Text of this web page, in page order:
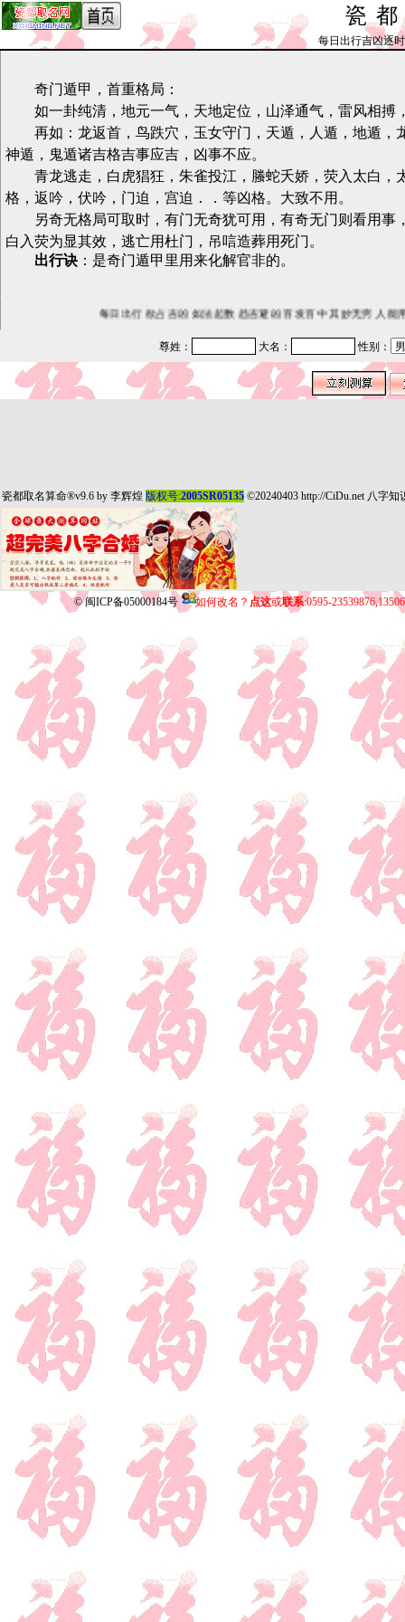
瓷
每日出行吉凶逐
奇门遁甲，首重格局：
如一卦纯清，地元一气，天地定位，山泽通气，雷风相搏
再如：龙返首，鸟跌穴，玉女守门，天遁，人遁，地遁，
神遁，鬼遁诸吉格吉事应吉，凶事不应。
青龙逃走，白虎猖狂，朱雀投江，螣蛇夭娇，荧入太白，
格，返吟，伏吟，门迫，宫迫．．等凶格。大致不用。
另奇无格局可取时，有门无奇犹可用，有奇无门则看用事
白入荧为显其效，逃亡用杜门，吊唁造葬用死门。
出行诀 ：是奇门遁甲里用来化解官非的。
每日出行 欲占吉凶 如法起数 趋吉避凶 百发百中 其妙无穷 人能
尊姓： 大名： 性别：
瓷都取名算命®v9.6 by 李辉煌 版权号:2005SR05135 ©20240403 http://CiDu.net 八字知
© 闽ICP备05000184号 如何改名？ 点这或联系:0595-